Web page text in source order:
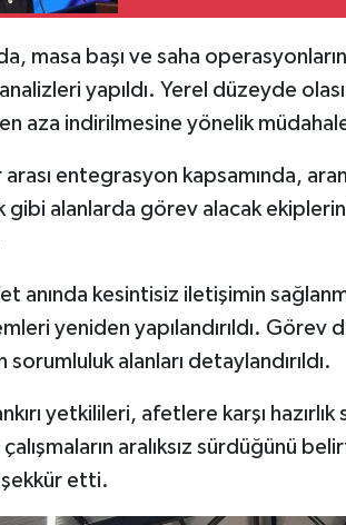
masa başı ve saha
yapıldı. Yerel düzeyde
en aza indirilmesine yönelik
arası entegrasyon kapsamında,
gibi alanlarda görev alacak
anında kesintisiz iletişimin
yeniden yapılandırıldı. Görev
sorumluluk alanları detaylandırıldı.
yetkilileri, afetlere karşı
çalışmaların aralıksız sürdüğünü
etti.